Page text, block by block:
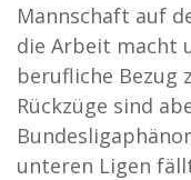
Mannschaft auf
die Arbeit macht
berufliche Bezug
Rückzüge sind
unteren Ligen